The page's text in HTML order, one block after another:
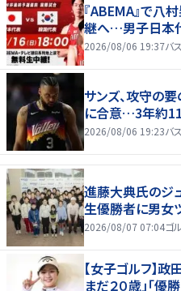
『ABEMA』で八
継へ…男子日本
2026/08/06 19:37バ
サンズ、攻守の
に合意…3年約
2026/08/06 19:23バ
進藤大典氏のジ
生優勝者に男女
2026/08/07 07:04ゴ
【女子ゴルフ】
まだ２０歳」「